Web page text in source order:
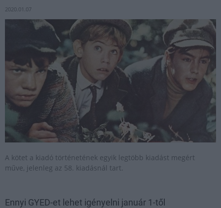
2020.01.07
A kötet a kiadó történetének egyik legtöbb kiadást megért
műve, jelenleg az 58. kiadásnál tart.
Ennyi GYED-et lehet igényelni január 1-től